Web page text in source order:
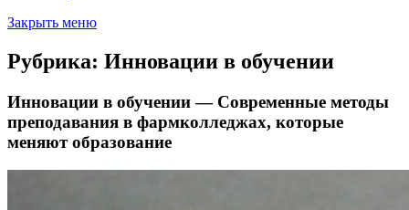
Закрыть меню
Рубрика: Инновации в обучении
Инновации в обучении — Современные методы
преподавания в фармколледжах, которые
меняют образование